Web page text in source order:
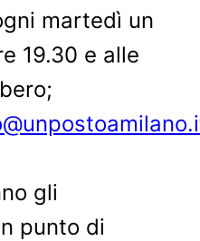
martedì un
19.30 e alle
gli
punto di